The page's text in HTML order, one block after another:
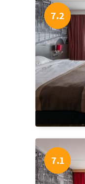
7.1
7.2